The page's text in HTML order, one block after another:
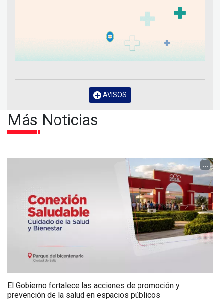
AVISOS
Más Noticias
...
El Gobierno fortalece las acciones de promoción y
prevención de la salud en espacios públicos